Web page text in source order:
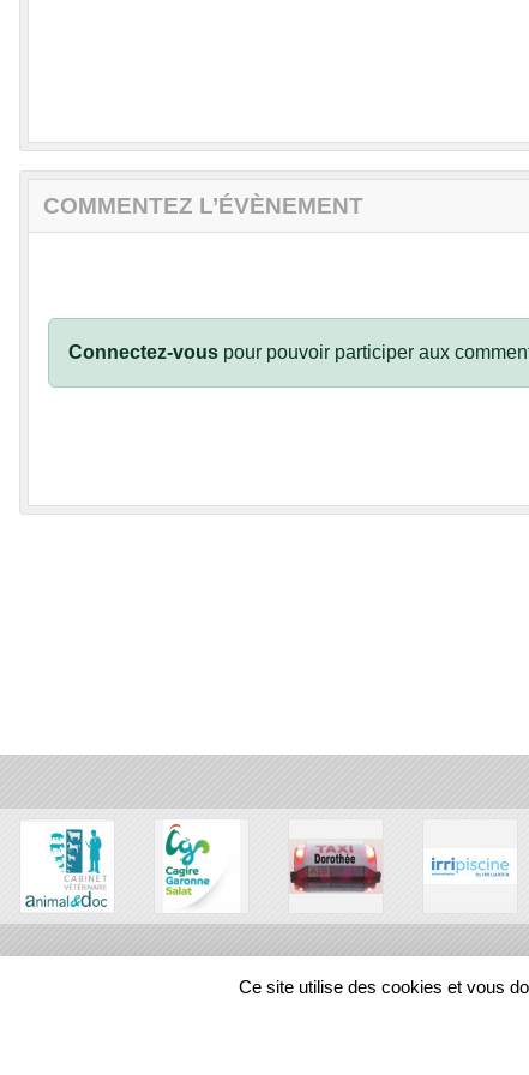
COMMENTEZ L’ÉVÈNEMENT
Connectez-vous pour pouvoir participer aux
Ce site utilise des cookies et vous